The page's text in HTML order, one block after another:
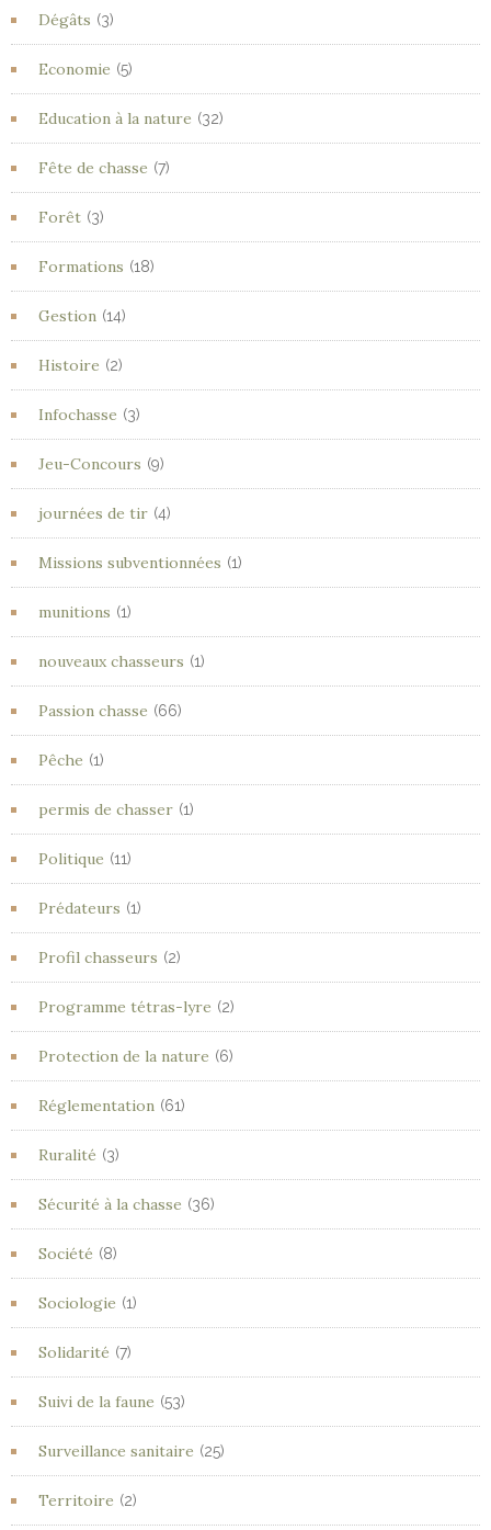
Dégâts (3)
Economie (5)
Education à la nature (32)
Fête de chasse (7)
Forêt (3)
Formations (18)
Gestion (14)
Histoire (2)
Infochasse (3)
Jeu-Concours (9)
journées de tir (4)
Missions subventionnées (1)
munitions (1)
nouveaux chasseurs (1)
Passion chasse (66)
Pêche (1)
permis de chasser (1)
Politique (11)
Prédateurs (1)
Profil chasseurs (2)
Programme tétras-lyre (2)
Protection de la nature (6)
Réglementation (61)
Ruralité (3)
Sécurité à la chasse (36)
Société (8)
Sociologie (1)
Solidarité (7)
Suivi de la faune (53)
Surveillance sanitaire (25)
Territoire (2)